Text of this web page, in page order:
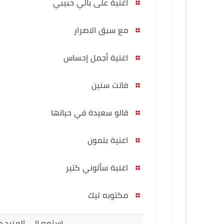
اغنية على بالي حبيبي
مع سبق الاصرار
اغنية أجمل إحساس
فاتت سنين
قالو سعيدة في حياتها
اغنية بتمون
اغنية سألوني كتير
مكتوبه ليك